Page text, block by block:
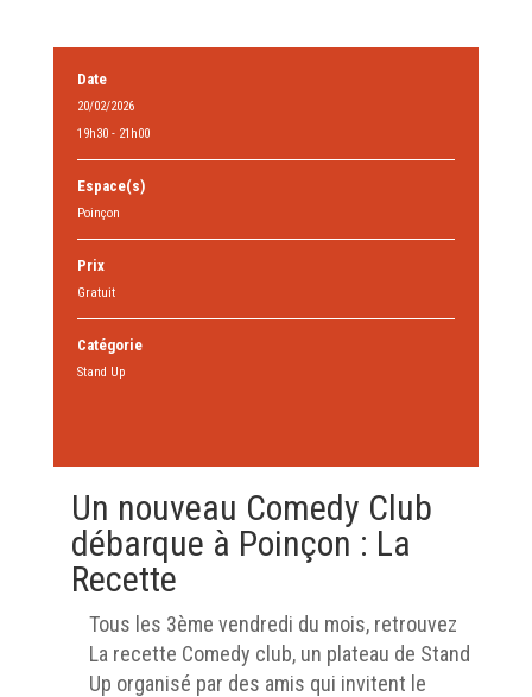
Date
20/02/2026
19h30 - 21h00
Espace(s)
Poinçon
Prix
Gratuit
Catégorie
Stand Up
Un nouveau Comedy Club
débarque à Poinçon : La
Recette
Tous les 3ème vendredi du mois, retrouvez
La recette Comedy club, un plateau de Stand
Up organisé par des amis qui invitent le